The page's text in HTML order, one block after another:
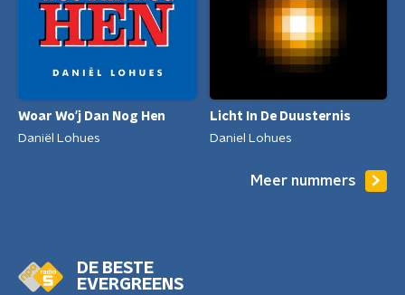
Woar Wo'j Dan Nog Hen
Daniël Lohues
Licht In De Duusternis
Daniel Lohues
Meer nummers
DE BESTE
EVERGREENS